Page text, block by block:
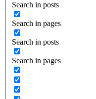
Search in posts
Search in pages
Search in posts
Search in pages